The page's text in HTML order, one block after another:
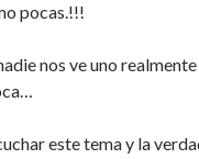
pocas.!!!
nos ve uno
este tema y la